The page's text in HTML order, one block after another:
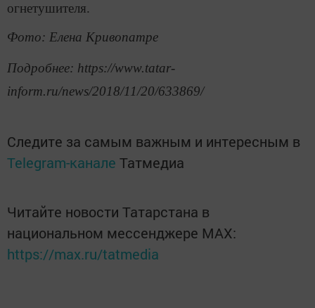
огнетушителя.
Фото: Елена Кривопатре
Подробнее: https://www.tatar-
inform.ru/news/2018/11/20/633869/
Следите за самым важным и интересным в
Telegram-канале Татмедиа
Читайте новости Татарстана в
национальном мессенджере MАХ:
https://max.ru/tatmedia